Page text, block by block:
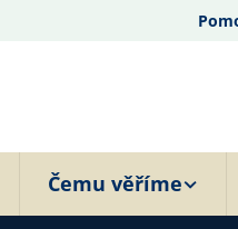
Čemu věříme